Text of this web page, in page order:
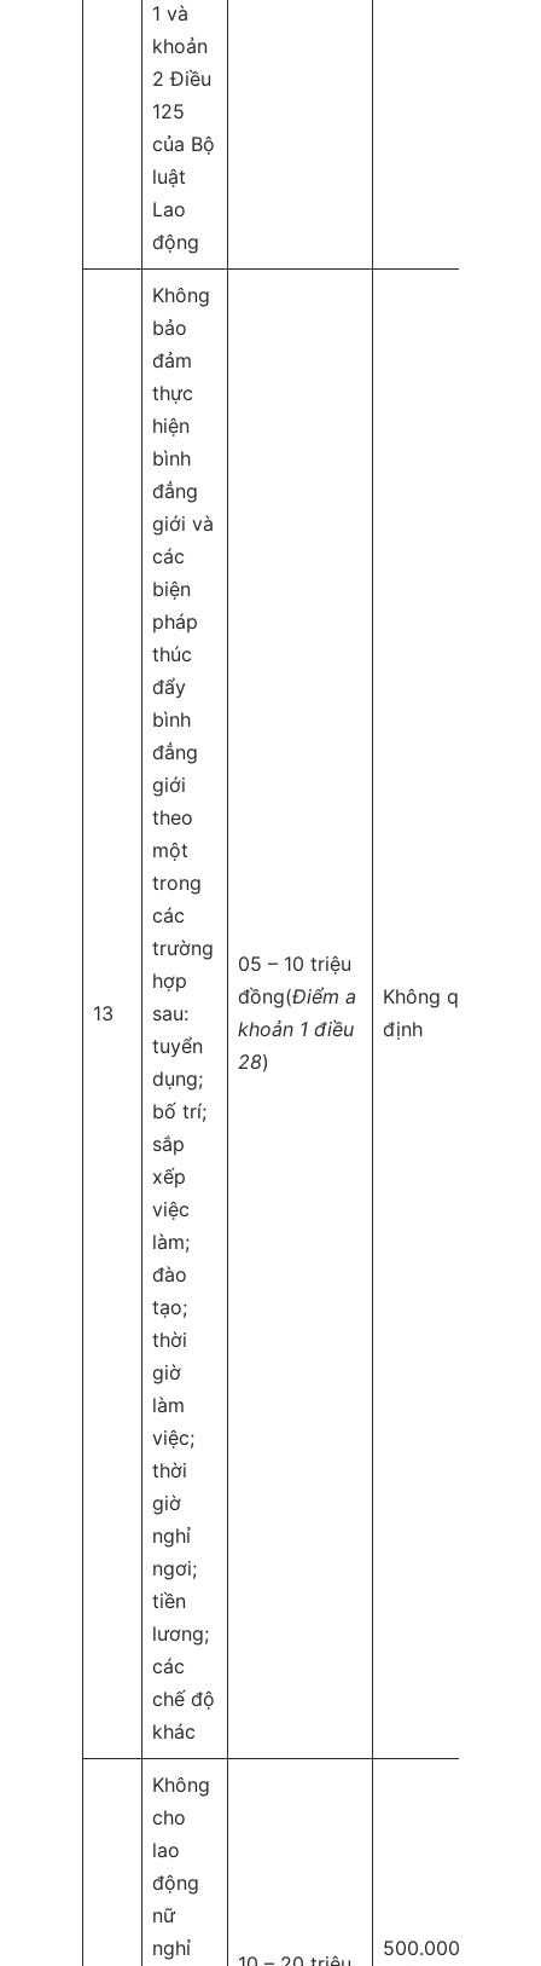
1 và
khoản
2 Điều
125
của Bộ
luật
Lao
động
13
Không
bảo
đảm
thực
hiện
bình
đẳng
giới và
các
biện
pháp
thúc
đẩy
bình
đẳng
giới
theo
một
trong
các
trường
hợp
sau:
tuyển
dụng;
bố trí;
sắp
xếp
việc
làm;
đào
tạo;
thời
giờ
làm
việc;
thời
giờ
nghỉ
ngơi;
tiền
lương;
các
chế độ
khác
05 – 10 triệu
đồng(Điểm a
khoản 1 điều
28)
Không quy
định
Không
cho
lao
động
nữ
nghỉ
500.000 – 01